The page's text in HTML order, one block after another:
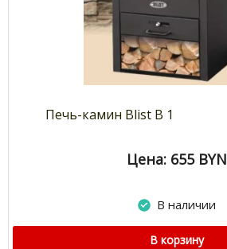
Печь-камин Blist B 1
Цена: 655 BYN
В наличии
В корзину